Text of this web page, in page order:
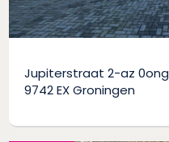
Jupiterstraat 2-az 0ong
9742 EX Groningen